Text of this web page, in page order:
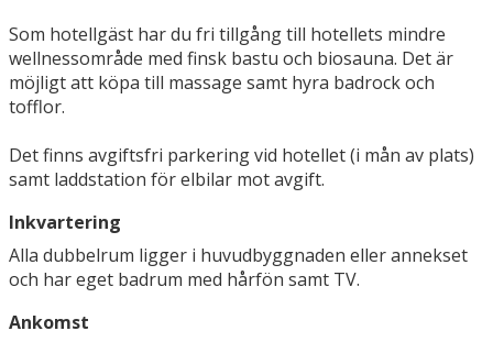
Som hotellgäst har du fri tillgång till hotellets mindre
wellnessområde med finsk bastu och biosauna. Det är
möjligt att köpa till massage samt hyra badrock och
tofflor.
Det finns avgiftsfri parkering vid hotellet (i mån av plats)
samt laddstation för elbilar mot avgift.
Inkvartering
Alla dubbelrum ligger i huvudbyggnaden eller annekset
och har eget badrum med hårfön samt TV.
Ankomst